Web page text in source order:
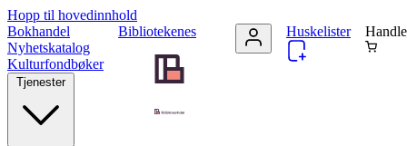
Hopp til hovedinnhold
Bibliotekenes
Bokhandel
Nyhetskatalog
Kulturfondbøker
Tjenester
Huskelister